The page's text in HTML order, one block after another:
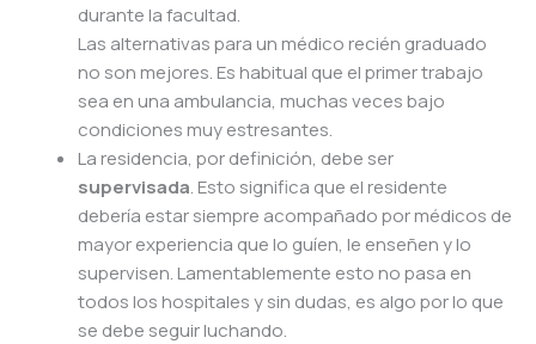
durante la facultad.
Las alternativas para un médico recién graduado
no son mejores. Es habitual que el primer trabajo
sea en una ambulancia, muchas veces bajo
condiciones muy estresantes.
La residencia, por definición, debe ser
supervisada. Esto significa que el residente
debería estar siempre acompañado por médicos de
mayor experiencia que lo guíen, le enseñen y lo
supervisen. Lamentablemente esto no pasa en
todos los hospitales y sin dudas, es algo por lo que
se debe seguir luchando.